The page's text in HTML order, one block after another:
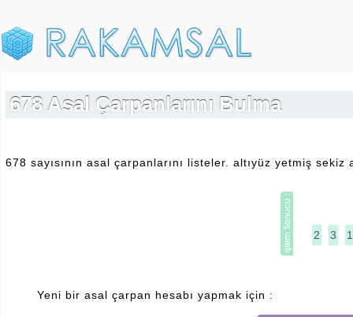
678 Asal Çarpanlarını Bulma
678 sayısının asal çarpanlarını listeler. altıyüz yetmiş
2 3
Yeni bir asal çarpan hesabı yapmak için :